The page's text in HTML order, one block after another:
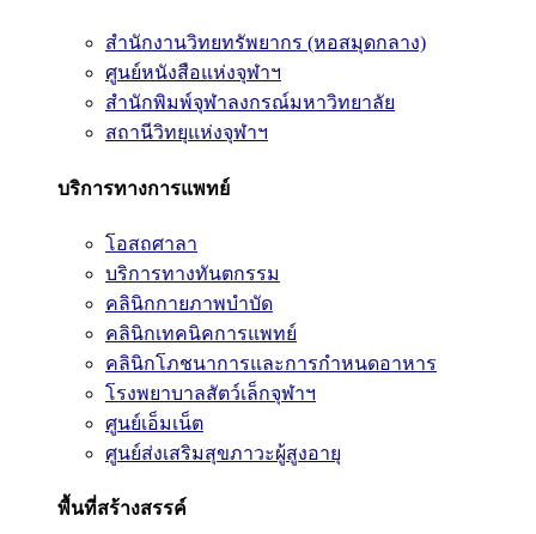
สำนักงานวิทยทรัพยากร (หอสมุดกลาง)
ศูนย์หนังสือแห่งจุฬาฯ
สำนักพิมพ์จุฬาลงกรณ์มหาวิทยาลัย
สถานีวิทยุแห่งจุฬาฯ
บริการทางการแพทย์
โอสถศาลา
บริการทางทันตกรรม
คลินิกกายภาพบำบัด
คลินิกเทคนิคการแพทย์
คลินิกโภชนาการและการกำหนดอาหาร
โรงพยาบาลสัตว์เล็กจุฬาฯ
ศูนย์เอ็มเน็ต
ศูนย์ส่งเสริมสุขภาวะผู้สูงอายุ
พื้นที่สร้างสรรค์